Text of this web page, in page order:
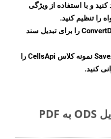
کنید و با استفاده از ویژگی
را تنظیم کنید.
را برای تبدیل سند
نمونه کلاس CellsApi را
مراحل ساده برای تبدیل ODS به PDF